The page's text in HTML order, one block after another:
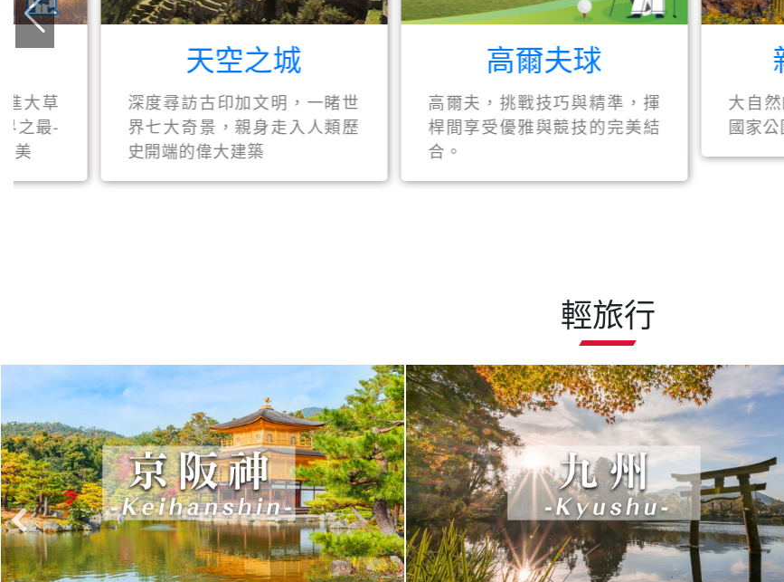
天空之城
深度尋訪古印加文明，一睹世
界七大奇景，親身走入人類歷
史開端的偉大建築
高爾夫球
高爾夫，挑戰技巧與精準，揮
桿間享受優雅與競技的完美結
新魅
大自然的神工鬼
國家公園為你停留
輕旅行